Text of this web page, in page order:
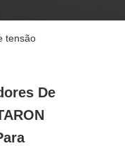
tensão
De